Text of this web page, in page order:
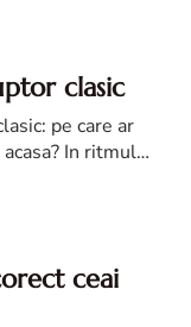
clasic
pe care ar
In ritmul
ceai